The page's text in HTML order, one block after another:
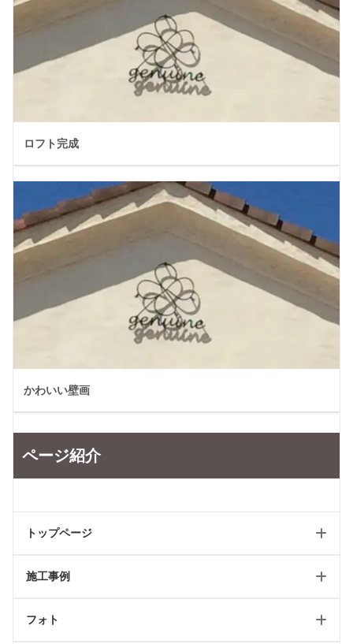
ロフト完成
かわいい壁画
ページ紹介
トップページ
ホーム
新築トップ
施工事例
新築
フォト